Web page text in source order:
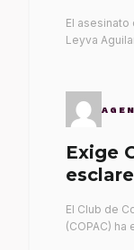
El
Leyva
Exige
El Club de
(COPAC)